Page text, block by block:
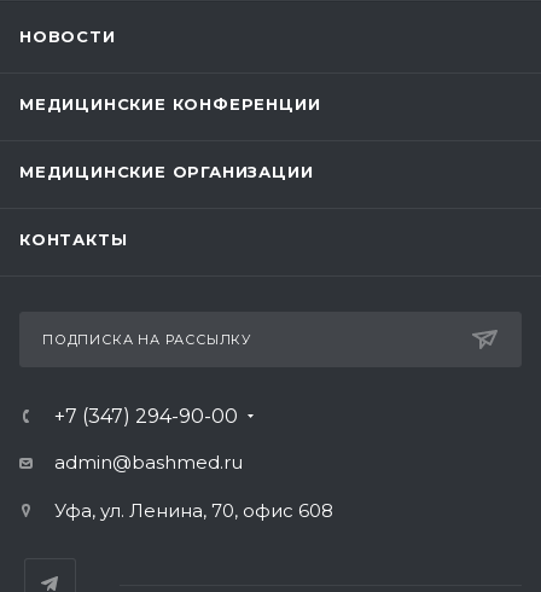
НОВОСТИ
МЕДИЦИНСКИЕ КОНФЕРЕНЦИИ
МЕДИЦИНСКИЕ ОРГАНИЗАЦИИ
КОНТАКТЫ
ПОДПИСКА НА РАССЫЛКУ
+7 (347) 294-90-00
admin@bashmed.ru
Уфа, ул. Ленина, 70, офис 608